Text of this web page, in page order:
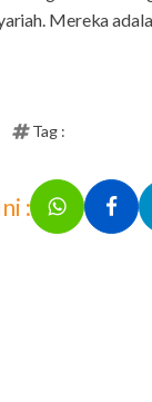
Mereka
Tag :
: